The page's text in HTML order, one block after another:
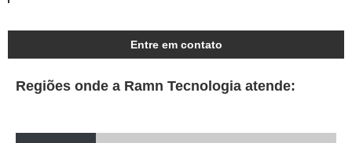
Entre em contato
Regiões onde a Ramn Tecnologia atende: